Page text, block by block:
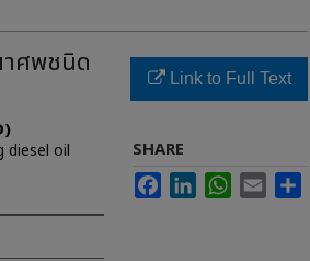
าศพชนิด
diesel oil
Link to Full Text
SHARE
FacebookLinkedInWhatsApp
Email